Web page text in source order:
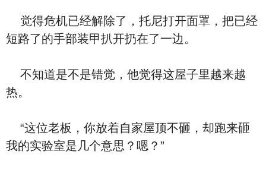
觉得危机已经解除了，托尼打开面罩，把已经
短路了的手部装甲扒开扔在了一边。
不知道是不是错觉，他觉得这屋子里越来越
热。
“这位老板，你放着自家屋顶不砸，却跑来砸
我的实验室是几个意思？嗯？”